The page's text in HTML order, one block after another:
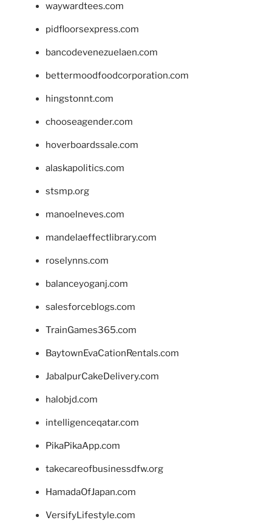
waywardtees.com
pidfloorsexpress.com
bancodevenezuelaen.com
bettermoodfoodcorporation.com
hingstonnt.com
chooseagender.com
hoverboardssale.com
alaskapolitics.com
stsmp.org
manoelneves.com
mandelaeffectlibrary.com
roselynns.com
balanceyoganj.com
salesforceblogs.com
TrainGames365.com
BaytownEvaCationRentals.com
JabalpurCakeDelivery.com
halobjd.com
intelligenceqatar.com
PikaPikaApp.com
takecareofbusinessdfw.org
HamadaOfJapan.com
VersifyLifestyle.com